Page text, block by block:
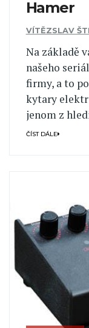
Hamer
VÍTĚZSLAV
Na základě
našeho
firmy, a to
kytary
jenom z
ČÍST DÁLE